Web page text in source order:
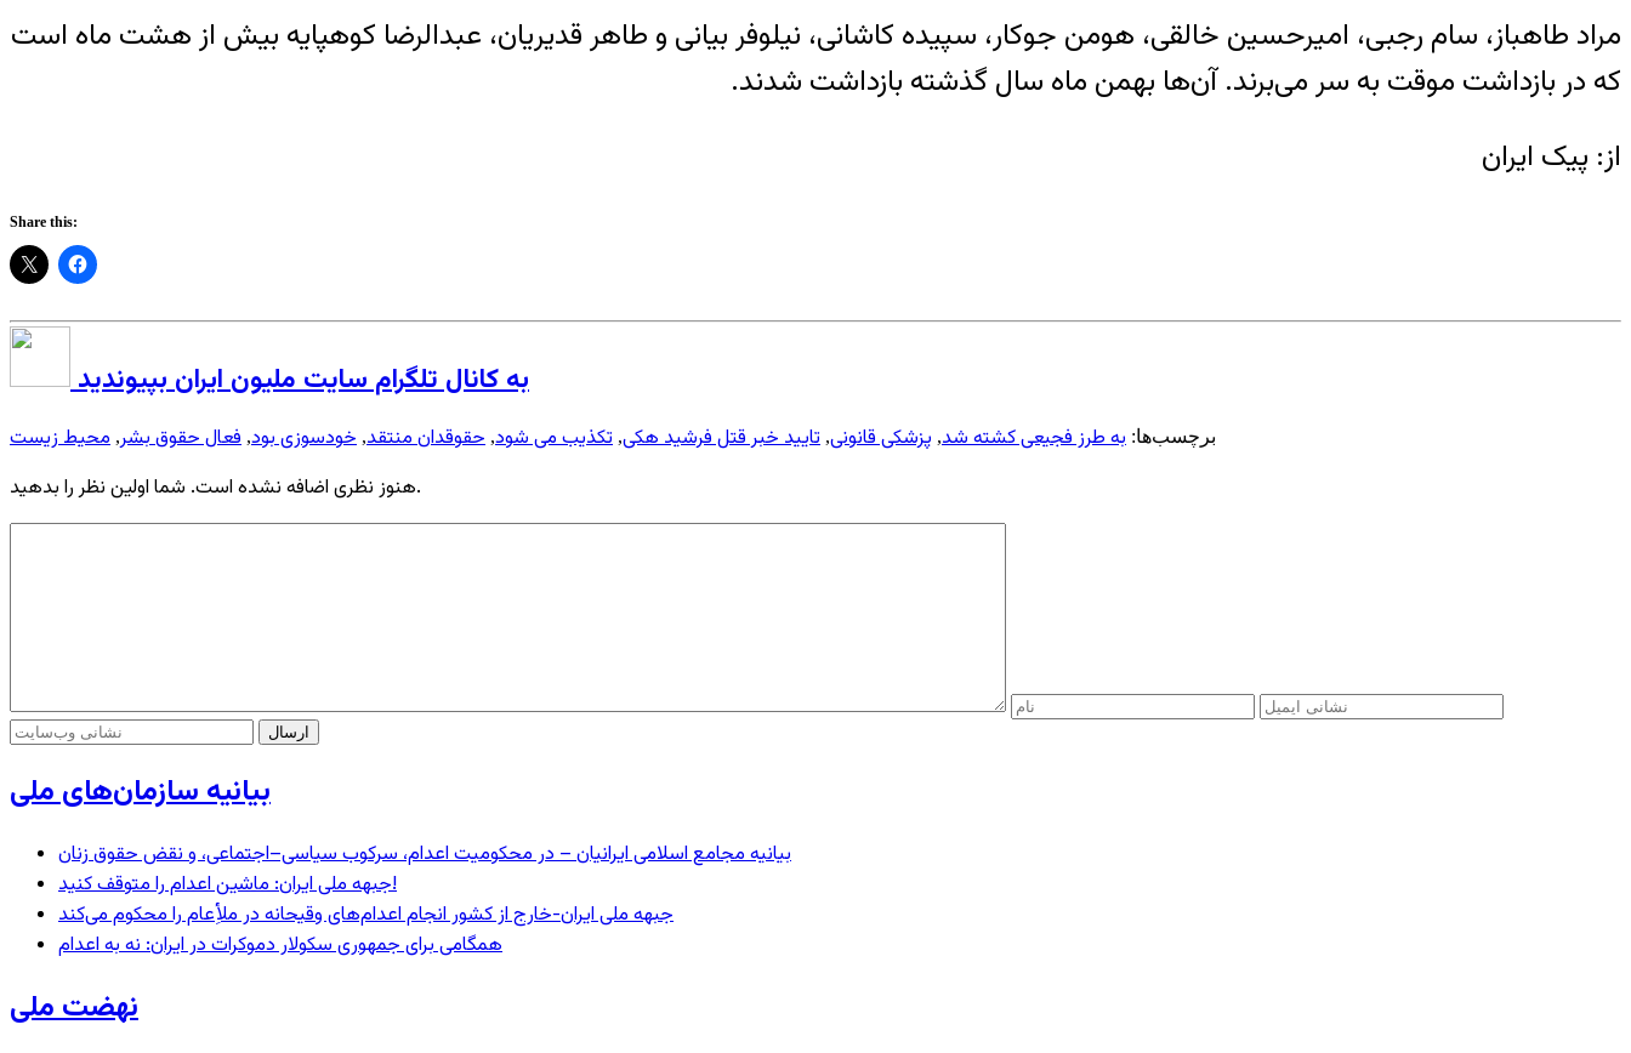
مراد طاهباز، سام رجبی، امیرحسین خالقی، هومن جوکار، سپیده کاشانی، نیلوفر بیانی و طاهر قدیریان، عبدالرضا کوهپایه بیش از هشت ماه است
که در بازداشت موقت به سر می‌برند. آن‌ها بهمن ماه سال گذشته بازداشت شدند.
از: پیک ایران
Share this:
به کانال تلگرام سایت ملیون ایران بپیوندید
برچسب‌ها: به طرز فجیعی کشته شد, پزشکی قانونی, تایید خبر قتل فرشید هکی, تکذیب می شود, حقوقدان منتقد, خودسوزی بود, فعال حقوق بشر, محیط زیست
هنوز نظری اضافه نشده است. شما اولین نظر را بدهید.
بیانیه سازمان‌های ملی
بیانیه مجامع اسلامی ایرانیان – در محکومیت اعدام، سرکوب سیاسی–اجتماعی، و نقض حقوق زنان
جبهه ملی ایران: ماشین اعدام را متوقف کنید!
جبهه ملی ایران-خارج از کشور انجام اعدام‌های وقیحانه در ملأِعام را محکوم می‌کند
همگامی برای جمهوری سکولار دموکرات در ایران: نه به اعدام
نهضت ملی